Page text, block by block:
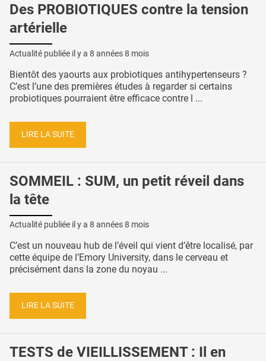
Des PROBIOTIQUES contre la tension
artérielle
Actualité publiée il y a 8 années 8 mois
Bientôt des yaourts aux probiotiques antihypertenseurs ?
C’est l’une des premières études à regarder si certains
probiotiques pourraient être efficace contre l ...
LIRE LA SUITE
SOMMEIL : SUM, un petit réveil dans
la tête
Actualité publiée il y a 8 années 8 mois
C’est un nouveau hub de l’éveil qui vient d’être localisé, par
cette équipe de l’Emory University, dans le cerveau et
précisément dans la zone du noyau ...
LIRE LA SUITE
TESTS de VIEILLISSEMENT : Il en